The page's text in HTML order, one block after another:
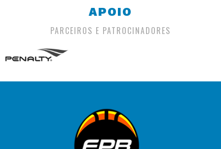
APOIO
PARCEIROS E PATROCINADORES